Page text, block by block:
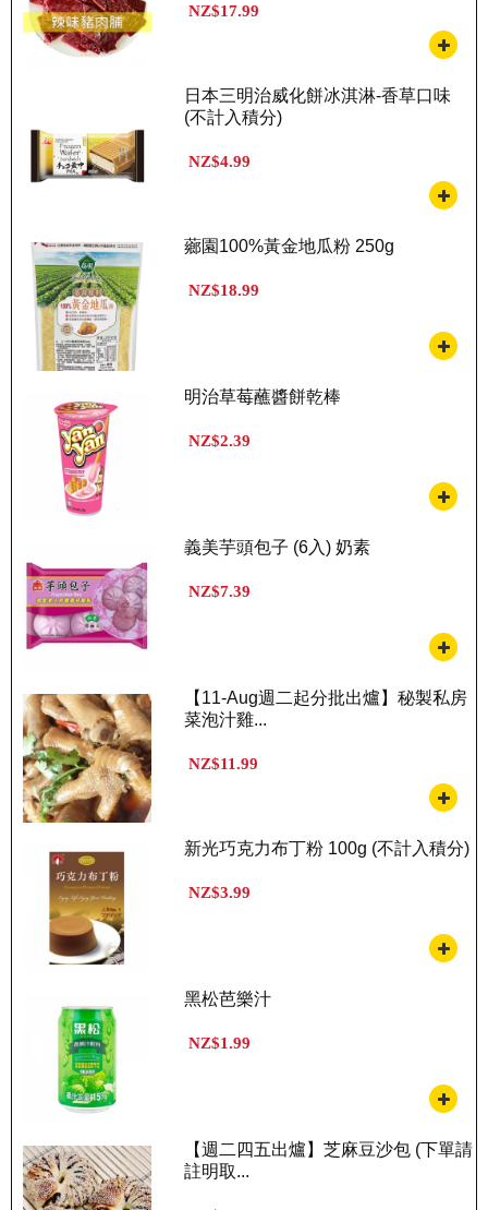
NZ$17.99
日本三明治威化餅冰淇淋-香草口味
(不計入積分)
NZ$4.99
薌園100%黃金地瓜粉 250g
NZ$18.99
明治草莓蘸醬餅乾棒
NZ$2.39
義美芋頭包子 (6入) 奶素
NZ$7.39
【11-Aug週二起分批出爐】秘製私房
菜泡汁雞...
NZ$11.99
新光巧克力布丁粉 100g (不計入積分)
NZ$3.99
黑松芭樂汁
NZ$1.99
【週二四五出爐】芝麻豆沙包 (下單請
註明取...